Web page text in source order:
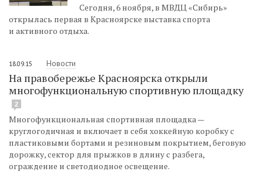
Сегодня, 6 ноября, в МВДЦ «Сибирь»
открылась первая в Красноярске выставка спорта
и активного отдыха.
18.09.15 Новости
На правобережье Красноярска открыли
многофункциональную спортивную площадку
2
Многофункциональная спортивная площадка —
круглогодичная и включает в себя хоккейную коробку с
пластиковыми бортами и резиновым покрытием, беговую
дорожку, сектор для прыжков в длину с разбега,
ограждение и светодиодное освещение.